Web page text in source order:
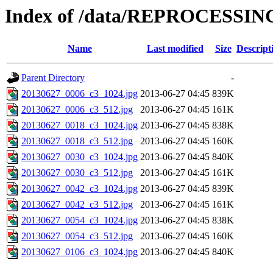
Index of /data/
Name Last modified Size
Parent Directory
-
20130627_0006_c3_1024.jpg 2013-06-27 04:45 839K
20130627_0006_c3_512.jpg
2013-06-27 04:45 161K
20130627_0018_c3_1024.jpg 2013-06-27 04:45 838K
20130627_0018_c3_512.jpg
2013-06-27 04:45 160K
20130627_0030_c3_1024.jpg 2013-06-27 04:45 840K
20130627_0030_c3_512.jpg
2013-06-27 04:45 161K
20130627_0042_c3_1024.jpg 2013-06-27 04:45 839K
20130627_0042_c3_512.jpg
2013-06-27 04:45 161K
20130627_0054_c3_1024.jpg 2013-06-27 04:45 838K
20130627_0054_c3_512.jpg
2013-06-27 04:45 160K
20130627_0106_c3_1024.jpg 2013-06-27 04:45 840K